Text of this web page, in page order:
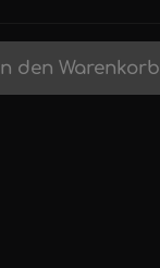
In den Warenkorb